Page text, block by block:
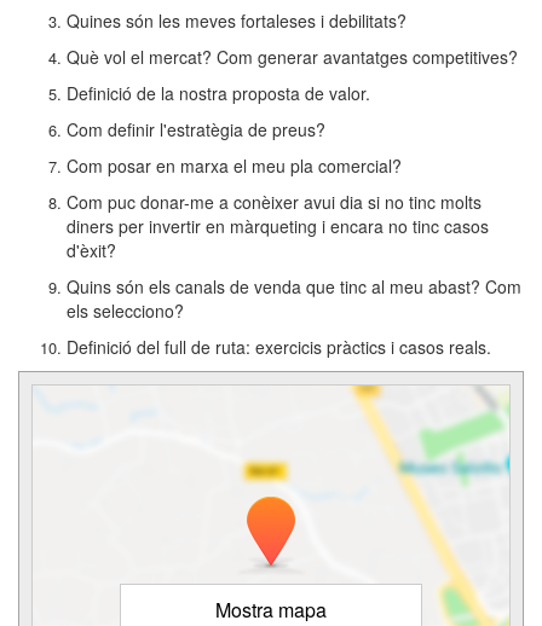
Quines són les meves fortaleses i debilitats?
Què vol el mercat? Com generar avantatges competitives?
Definició de la nostra proposta de valor.
Com definir l'estratègia de preus?
Com posar en marxa el meu pla comercial?
Com puc donar-me a conèixer avui dia si no tinc molts
diners per invertir en màrqueting i encara no tinc casos
d'èxit?
Quins són els canals de venda que tinc al meu abast? Com
els selecciono?
Definició del full de ruta: exercicis pràctics i casos reals.
Mostra mapa